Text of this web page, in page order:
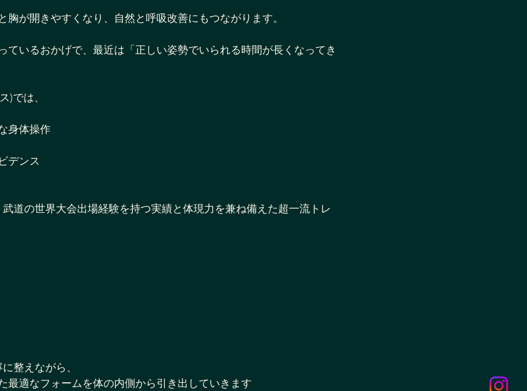
胸が開きやすくなり、自然と呼吸改善にもつながります。
ているおかげで、最近は「正しい姿勢でいられる時間が長くなってき
)では、
身体操作
デンス
道の世界大会出場経験を持つ実績と体現力を兼ね備えた超一流トレ
整えながら、
最適なフォームを体の内側から引き出していきます